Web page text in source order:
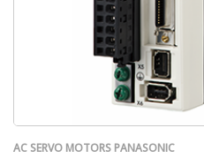
AC SERVO MOTORS PANASONIC